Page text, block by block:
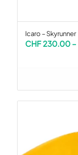
Icaro – Skyrunner
CHF230.00 –